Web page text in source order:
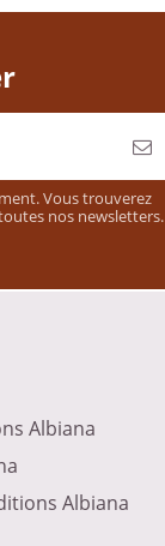
Vous trouverez
nos newsletters.
Albiana
Albiana